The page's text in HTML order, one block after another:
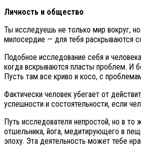
Личность и общество
Ты исследуешь не только мир вокруг,
милосердие — для тебя раскрываются
Подобное исследование себя и
когда вскрываются пласты проблем. И
Пусть там все криво и косо, с
Фактически человек убегает от
успешности и состоятельности, если
Путь исследователя непростой, но в
отшельника, йога, медитирующего в
эпоху. Эта деятельность может тебе